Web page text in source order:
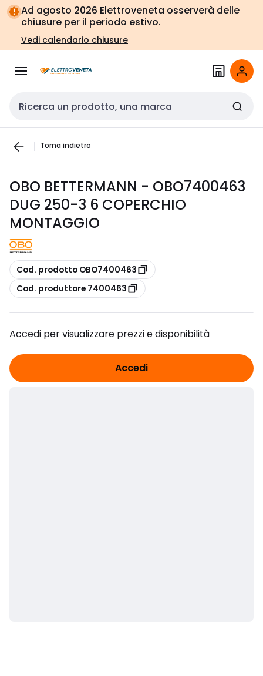
Vai alla
navigazione
Vai
alla
pagina
Ad agosto 2026 Elettroveneta osserverà delle
chiusure per il periodo estivo.
Vedi calendario chiusure
Cerca input
Torna indietro
OBO BETTERMANN - OBO7400463
DUG 250-3 6 COPERCHIO
MONTAGGIO
copia
Cod. prodotto OBO7400463
copia
Cod. produttore 7400463
Accedi per visualizzare prezzi e disponibilità
Accedi